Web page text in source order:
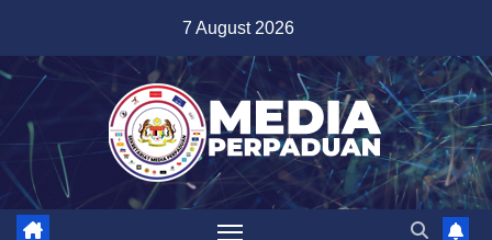
content
7 August 2026